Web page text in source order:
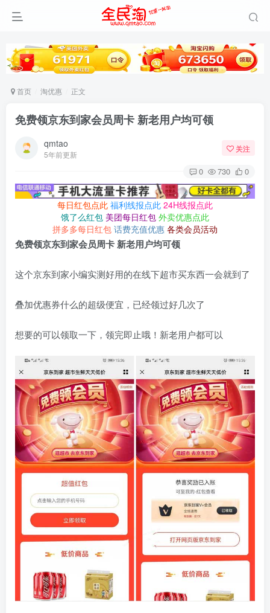
首页 淘优惠 正文
免费领京东到家会员周卡 新老用户均可领
qmtao
5年前更新
关注
0 730 0
每日红包点此 福利线报点此 24H线报点此
饿了么红包 美团每日红包 外卖优惠点此
拼多多每日红包 话费充值优惠 各类会员活动
免费领京东到家会员周卡 新老用户均可领
这个京东到家小编实测好用的在线下超市买东西一会就到了
叠加优惠券什么的超级便宜，已经领过好几次了
想要的可以领取一下，领完即止哦！新老用户都可以